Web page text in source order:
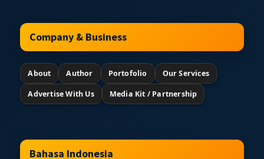
Company & Business
About Author Portofolio Our Services
Advertise With Us Media Kit / Partnership
Bahasa Indonesia